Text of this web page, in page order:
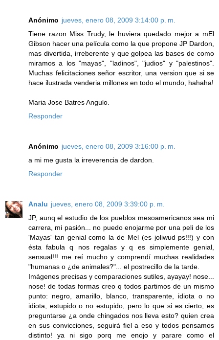
Anónimo jueves, enero 08, 2009 3:14:00 p. m.
Tiene razon Miss Trudy, le huviera quedado mejor a mEl
Gibson hacer una película como la que propone JP Dardon,
mas divertida, irreberente y que golpea las bases de como
miramos a los "mayas", "ladinos", "judios" y "palestinos".
Muchas felicitaciones señor escritor, una version que si se
hace ilustrada venderia millones en todo el mundo, hahaha!
Maria Jose Batres Angulo.
Responder
Anónimo jueves, enero 08, 2009 3:16:00 p. m.
a mi me gusta la irreverencia de dardon.
Responder
Analu jueves, enero 08, 2009 3:39:00 p. m.
JP, aunq el estudio de los pueblos mesoamericanos sea mi
carrera, mi pasión... no puedo enojarme por una peli de los
'Mayas' tan genial como la de Mel (es joliwud ps!!!) y con
ésta fabula q nos regalas y q es simplemente genial,
sensual!!! me reí mucho y comprendí muchas realidades
"humanas o ¿de animales?"... el postrecillo de la tarde.
Imágenes precisas y comparaciones sutiles, ayayay! nose...
nose! de todas formas creo q todos partimos de un mismo
punto: negro, amarillo, blanco, transparente, idiota o no
idiota, estupido o no estupido, pero lo que si es cierto, es
preguntarse ¿a onde chingados nos lleva esto? quien crea
en sus convicciones, seguirá fiel a eso y todos pensamos
distinto! ya ni sigo porq me enojo y parare como el